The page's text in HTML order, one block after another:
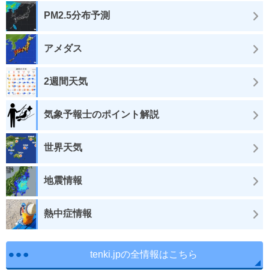
PM2.5分布予測
アメダス
2週間天気
気象予報士のポイント解説
世界天気
地震情報
熱中症情報
tenki.jpの全情報はこちら